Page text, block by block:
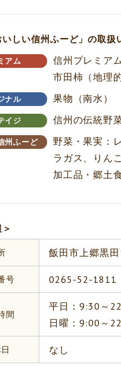
いしい信州ふーど」の取扱
アム
信州プレミア
市田柿（地理
ナル 果物（南水）
イジ 信州の伝統野
州ふーど
野菜・果実：
ラガス、りん
加工品・郷土
飯田市上郷黒
号 0265-52-1811
間
平日：9:30～
日曜：9:00～
なし